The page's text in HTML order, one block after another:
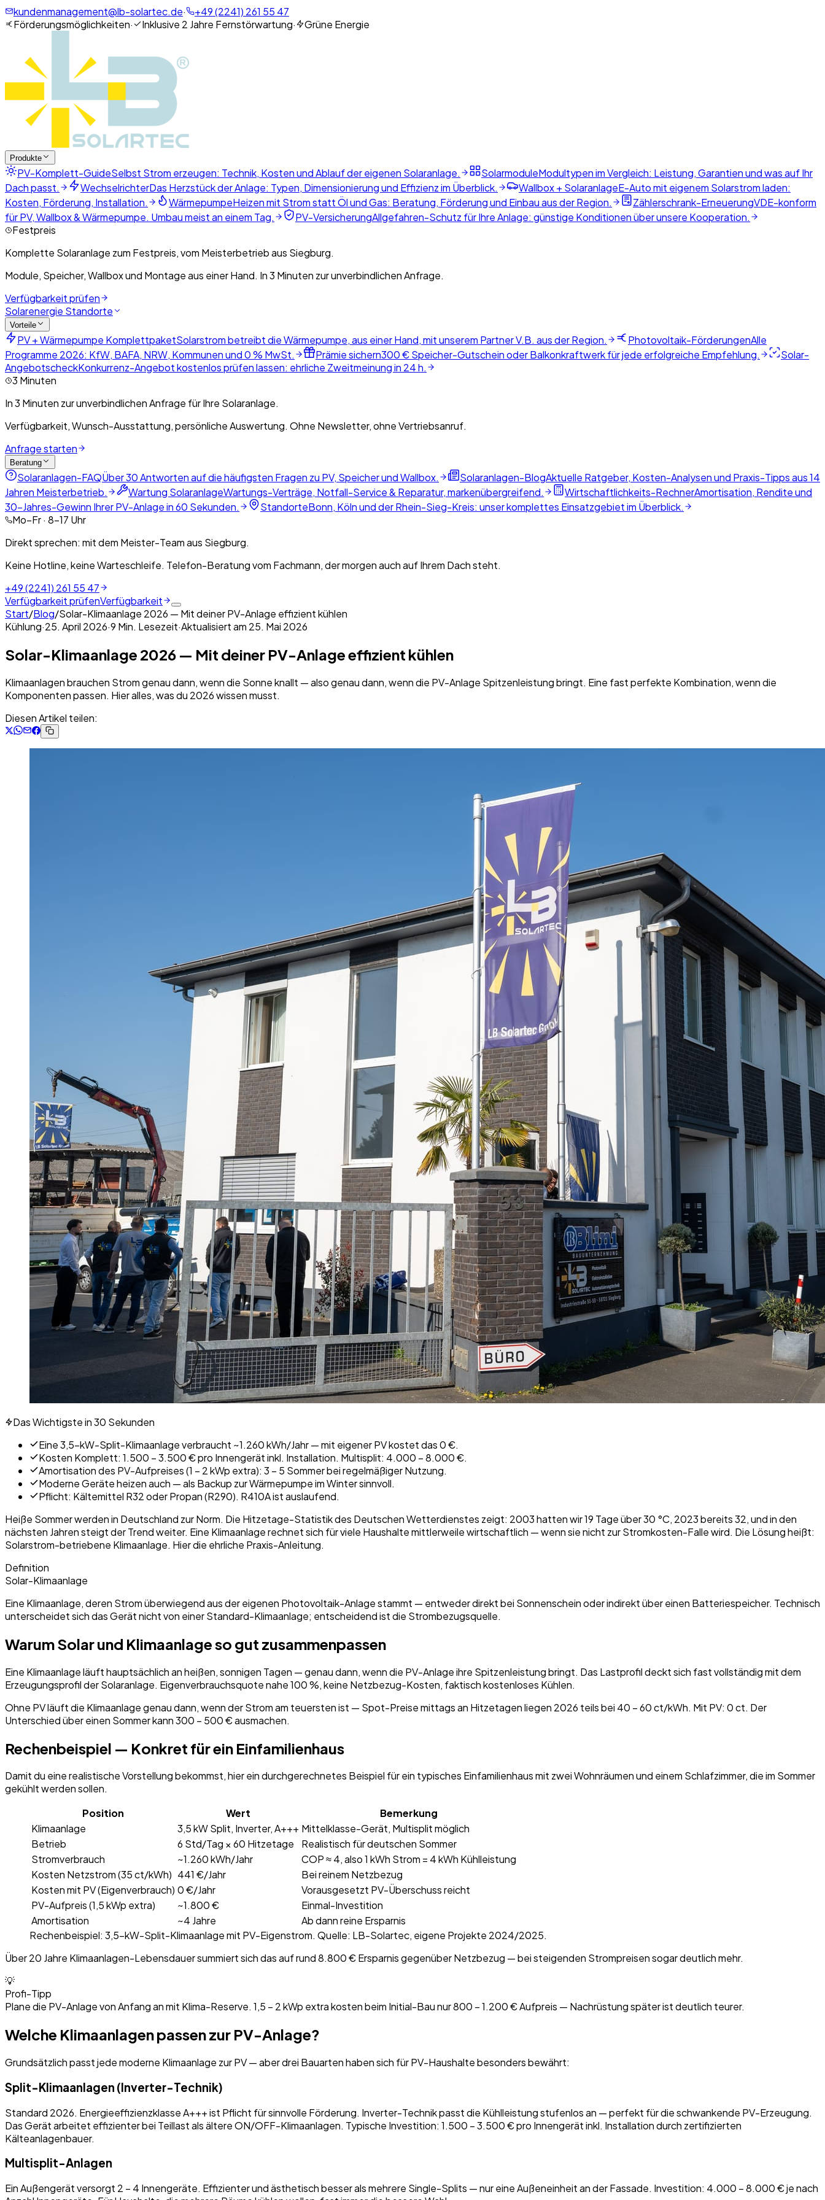
kundenmanagement@lb-solartec.de·
+49 (2241) 261 55 47
Förderungsmöglichkeiten· Inklusive 2 Jahre Fernstörwartung· Grüne Energie
Produkte
PV-Komplett-GuideSelbst Strom erzeugen: Technik, Kosten und Ablauf der eigenen Solaranlage. SolarmoduleModultypen im Vergleich: Leistung, Garantien und was auf Ihr
Dach passt.
WechselrichterDas Herzstück der Anlage: Typen, Dimensionierung und Effizienz im Überblick. Wallbox + SolaranlageE-Auto mit eigenem Solarstrom laden:
Kosten, Förderung, Installation.
WärmepumpeHeizen mit Strom statt Öl und Gas: Beratung, Förderung und Einbau aus der Region. Zählerschrank-ErneuerungVDE-konform
für PV, Wallbox & Wärmepumpe. Umbau meist an einem Tag.
PV-VersicherungAllgefahren-Schutz für Ihre Anlage: günstige Konditionen über unsere Kooperation.
Festpreis
Komplette Solaranlage zum Festpreis, vom Meisterbetrieb aus Siegburg.
Module, Speicher, Wallbox und Montage aus einer Hand. In 3 Minuten zur unverbindlichen Anfrage.
Verfügbarkeit prüfen
Solarenergie Standorte
Vorteile
PV + Wärmepumpe KomplettpaketSolarstrom betreibt die Wärmepumpe, aus einer Hand, mit unserem Partner V.B. aus der Region. Photovoltaik-FörderungenAlle
Programme 2026: KfW, BAFA, NRW, Kommunen und 0 % MwSt.
Prämie sichern300 € Speicher-Gutschein oder Balkonkraftwerk für jede erfolgreiche Empfehlung.
Solar-
AngebotscheckKonkurrenz-Angebot kostenlos prüfen lassen: ehrliche Zweitmeinung in 24 h.
3 Minuten
In 3 Minuten zur unverbindlichen Anfrage für Ihre Solaranlage.
Verfügbarkeit, Wunsch-Ausstattung, persönliche Auswertung. Ohne Newsletter, ohne Vertriebsanruf.
Anfrage starten
Beratung
Solaranlagen-FAQÜber 30 Antworten auf die häufigsten Fragen zu PV, Speicher und Wallbox. Solaranlagen-BlogAktuelle Ratgeber, Kosten-Analysen und Praxis-Tipps aus 14
Jahren Meisterbetrieb.
Wartung SolaranlageWartungs-Verträge, Notfall-Service & Reparatur, markenübergreifend. Wirtschaftlichkeits-RechnerAmortisation, Rendite und
30-Jahres-Gewinn Ihrer PV-Anlage in 60 Sekunden.
StandorteBonn, Köln und der Rhein-Sieg-Kreis: unser komplettes Einsatzgebiet im Überblick.
Mo–Fr · 8–17 Uhr
Direkt sprechen: mit dem Meister-Team aus Siegburg.
Keine Hotline, keine Warteschleife. Telefon-Beratung vom Fachmann, der morgen auch auf Ihrem Dach steht.
+49 (2241) 261 55 47
Verfügbarkeit prüfenVerfügbarkeit
Start/Blog/Solar-Klimaanlage 2026 — Mit deiner PV-Anlage effizient kühlen
Kühlung·25. April 2026·9 Min. Lesezeit·Aktualisiert am 25. Mai 2026
Solar-Klimaanlage 2026 — Mit deiner PV-Anlage effizient kühlen
Klimaanlagen brauchen Strom genau dann, wenn die Sonne knallt — also genau dann, wenn die PV-Anlage Spitzenleistung bringt. Eine fast perfekte Kombination, wenn die
Komponenten passen. Hier alles, was du 2026 wissen musst.
Diesen Artikel teilen:
Das Wichtigste in 30 Sekunden
Eine 3,5-kW-Split-Klimaanlage verbraucht ~1.260 kWh/Jahr — mit eigener PV kostet das 0 €.
Kosten Komplett: 1.500 – 3.500 € pro Innengerät inkl. Installation. Multisplit: 4.000 – 8.000 €.
Amortisation des PV-Aufpreises (1 – 2 kWp extra): 3 – 5 Sommer bei regelmäßiger Nutzung.
Moderne Geräte heizen auch — als Backup zur Wärmepumpe im Winter sinnvoll.
Pflicht: Kältemittel R32 oder Propan (R290). R410A ist auslaufend.
Heiße Sommer werden in Deutschland zur Norm. Die Hitzetage-Statistik des Deutschen Wetterdienstes zeigt: 2003 hatten wir 19 Tage über 30 °C, 2023 bereits 32, und in den
nächsten Jahren steigt der Trend weiter. Eine Klimaanlage rechnet sich für viele Haushalte mittlerweile wirtschaftlich — wenn sie nicht zur Stromkosten-Falle wird. Die Lösung heißt:
Solarstrom-betriebene Klimaanlage. Hier die ehrliche Praxis-Anleitung.
Definition
Solar-Klimaanlage
Eine Klimaanlage, deren Strom überwiegend aus der eigenen Photovoltaik-Anlage stammt — entweder direkt bei Sonnenschein oder indirekt über einen Batteriespeicher. Technisch
unterscheidet sich das Gerät nicht von einer Standard-Klimaanlage; entscheidend ist die Strombezugsquelle.
Warum Solar und Klimaanlage so gut zusammenpassen
Eine Klimaanlage läuft hauptsächlich an heißen, sonnigen Tagen — genau dann, wenn die PV-Anlage ihre Spitzenleistung bringt. Das Lastprofil deckt sich fast vollständig mit dem
Erzeugungsprofil der Solaranlage. Eigenverbrauchsquote nahe 100 %, keine Netzbezug-Kosten, faktisch kostenloses Kühlen.
Ohne PV läuft die Klimaanlage genau dann, wenn der Strom am teuersten ist — Spot-Preise mittags an Hitzetagen liegen 2026 teils bei 40 – 60 ct/kWh. Mit PV: 0 ct. Der
Unterschied über einen Sommer kann 300 – 500 € ausmachen.
Rechenbeispiel — Konkret für ein Einfamilienhaus
Damit du eine realistische Vorstellung bekommst, hier ein durchgerechnetes Beispiel für ein typisches Einfamilienhaus mit zwei Wohnräumen und einem Schlafzimmer, die im Sommer
gekühlt werden sollen.
Position
Wert
Bemerkung
Klimaanlage
3,5 kW Split, Inverter, A+++ Mittelklasse-Gerät, Multisplit möglich
Betrieb
6 Std/Tag × 60 Hitzetage
Realistisch für deutschen Sommer
Stromverbrauch
~1.260 kWh/Jahr
COP ≈ 4, also 1 kWh Strom = 4 kWh Kühlleistung
Kosten Netzstrom (35 ct/kWh) 441 €/Jahr
Bei reinem Netzbezug
Kosten mit PV (Eigenverbrauch) 0 €/Jahr
Vorausgesetzt PV-Überschuss reicht
PV-Aufpreis (1,5 kWp extra)
~1.800 €
Einmal-Investition
Amortisation
~4 Jahre
Ab dann reine Ersparnis
Rechenbeispiel: 3,5-kW-Split-Klimaanlage mit PV-Eigenstrom. Quelle: LB-Solartec, eigene Projekte 2024/2025.
Über 20 Jahre Klimaanlagen-Lebensdauer summiert sich das auf rund 8.800 € Ersparnis gegenüber Netzbezug — bei steigenden Strompreisen sogar deutlich mehr.
💡
Profi-Tipp
Plane die PV-Anlage von Anfang an mit Klima-Reserve. 1,5 – 2 kWp extra kosten beim Initial-Bau nur 800 – 1.200 € Aufpreis — Nachrüstung später ist deutlich teurer.
Welche Klimaanlagen passen zur PV-Anlage?
Grundsätzlich passt jede moderne Klimaanlage zur PV — aber drei Bauarten haben sich für PV-Haushalte besonders bewährt:
Split-Klimaanlagen (Inverter-Technik)
Standard 2026. Energieeffizienzklasse A+++ ist Pflicht für sinnvolle Förderung. Inverter-Technik passt die Kühlleistung stufenlos an — perfekt für die schwankende PV-Erzeugung.
Das Gerät arbeitet effizienter bei Teillast als ältere ON/OFF-Klimaanlagen. Typische Investition: 1.500 – 3.500 € pro Innengerät inkl. Installation durch zertifizierten
Kälteanlagenbauer.
Multisplit-Anlagen
Ein Außengerät versorgt 2 – 4 Innengeräte. Effizienter und ästhetisch besser als mehrere Single-Splits — nur eine Außeneinheit an der Fassade. Investition: 4.000 – 8.000 € je nach